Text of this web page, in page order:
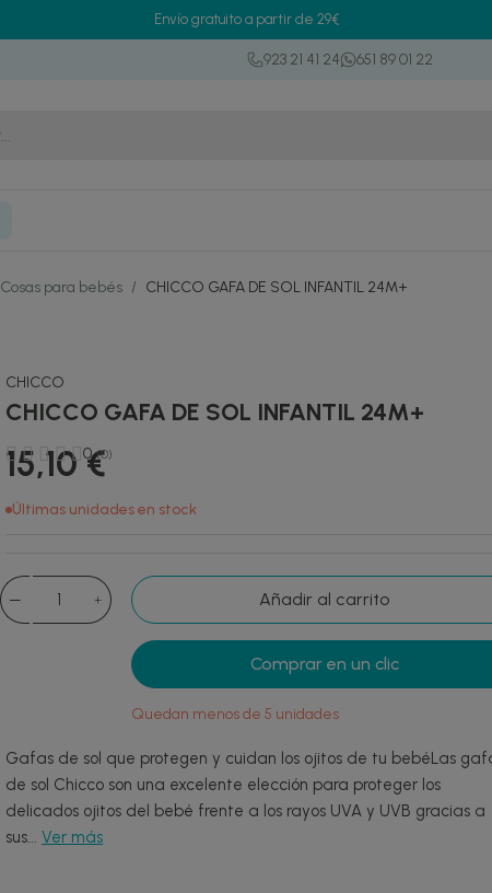
Envío gratuito a partir de 29€
923 21 41 24 651 89 01 22
Cosas para bebés / CHICCO GAFA DE SOL INFANTIL 24M+
CHICCO
CHICCO GAFA DE SOL INFANTIL 24M+
15,10 €
0 (0)
Últimas unidades en stock
Añadir al carrito
Comprar en un clic
Quedan menos de 5 unidades
Gafas de sol que protegen y cuidan los ojitos de tu bebéLas
de sol Chicco son una excelente elección para proteger los
delicados ojitos del bebé frente a los rayos UVA y UVB gracias a
sus...Ver más